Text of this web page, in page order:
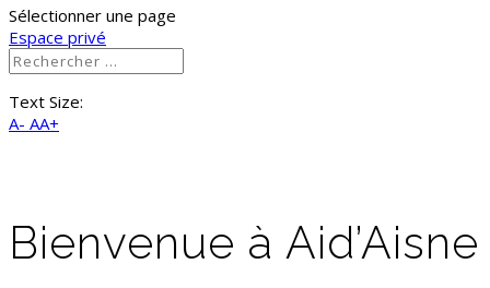
Sélectionner une page
Espace privé
Text Size:
A- AA+
Bienvenue à Aid’Aisne